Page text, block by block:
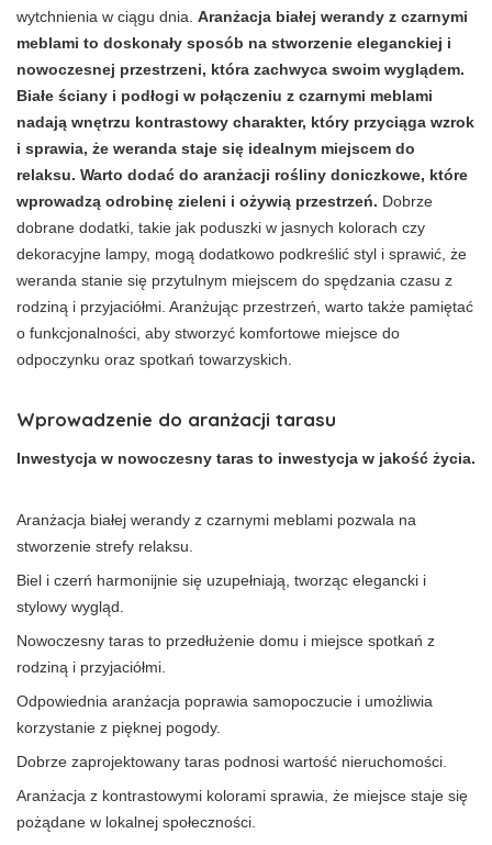
wytchnienia w ciągu dnia. Aranżacja białej werandy z czarnymi
meblami to doskonały sposób na stworzenie eleganckiej i
nowoczesnej przestrzeni, która zachwyca swoim wyglądem.
Białe ściany i podłogi w połączeniu z czarnymi meblami
nadają wnętrzu kontrastowy charakter, który przyciąga wzrok
i sprawia, że weranda staje się idealnym miejscem do
relaksu. Warto dodać do aranżacji rośliny doniczkowe, które
wprowadzą odrobinę zieleni i ożywią przestrzeń. Dobrze
dobrane dodatki, takie jak poduszki w jasnych kolorach czy
dekoracyjne lampy, mogą dodatkowo podkreślić styl i sprawić, że
weranda stanie się przytulnym miejscem do spędzania czasu z
rodziną i przyjaciółmi. Aranżując przestrzeń, warto także pamiętać
o funkcjonalności, aby stworzyć komfortowe miejsce do
odpoczynku oraz spotkań towarzyskich.
Wprowadzenie do aranżacji tarasu
Inwestycja w nowoczesny taras to inwestycja w jakość życia.
Aranżacja białej werandy z czarnymi meblami pozwala na
stworzenie strefy relaksu.
Biel i czerń harmonijnie się uzupełniają, tworząc elegancki i
stylowy wygląd.
Nowoczesny taras to przedłużenie domu i miejsce spotkań z
rodziną i przyjaciółmi.
Odpowiednia aranżacja poprawia samopoczucie i umożliwia
korzystanie z pięknej pogody.
Dobrze zaprojektowany taras podnosi wartość nieruchomości.
Aranżacja z kontrastowymi kolorami sprawia, że miejsce staje się
pożądane w lokalnej społeczności.